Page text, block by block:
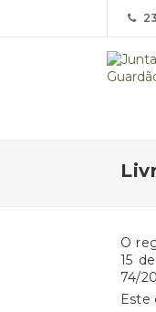
O
15
74/
Este